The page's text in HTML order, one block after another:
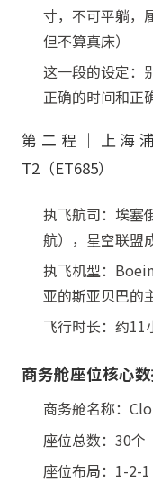
寸，不可平躺，
但不算真床）
这一段的设定：
正确的时间和正
第二程｜上海
T2（ET685）
执飞航司：埃塞
航），星空联盟
执飞机型：
亚的斯亚贝巴的
飞行时长：约11
商务舱座位核心数
商务舱名称：
座位总数：30个
座位布局：1-2-